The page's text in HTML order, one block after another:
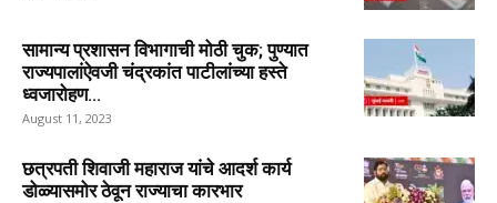
सामान्य प्रशासन विभागाची मोठी चुक; पुण्यात
राज्यपालांऐवजी चंद्रकांत पाटीलांच्या हस्ते
ध्वजारोहण...
August 11, 2023
छत्रपती शिवाजी महाराज यांचे आदर्श कार्य
डोळ्यासमोर ठेवून राज्याचा कारभार